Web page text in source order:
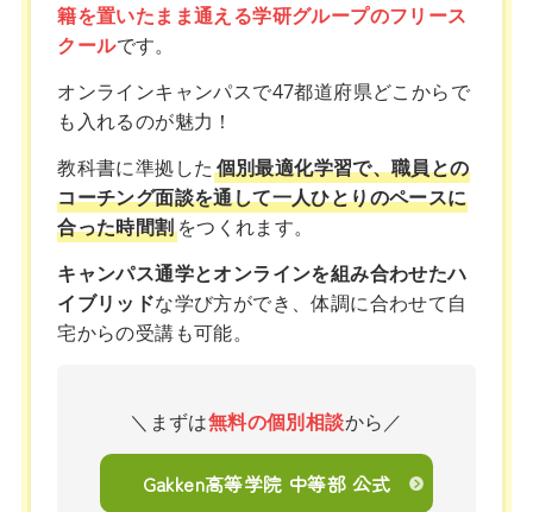
籍を置いたまま通える学研グループのフリース
クールです。
オンラインキャンパスで47都道府県どこからで
も入れるのが魅力！
教科書に準拠した 個別最適化学習で、職員との
コーチング面談を通して一人ひとりのペースに
合った時間割をつくれます。
キャンパス通学とオンラインを組み合わせたハ
イブリッドな学び方ができ、体調に合わせて自
宅からの受講も可能。
＼まずは無料の個別相談から／
Gakken高等学院 中等部 公式